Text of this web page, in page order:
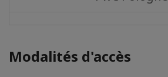
Modalités d'accès